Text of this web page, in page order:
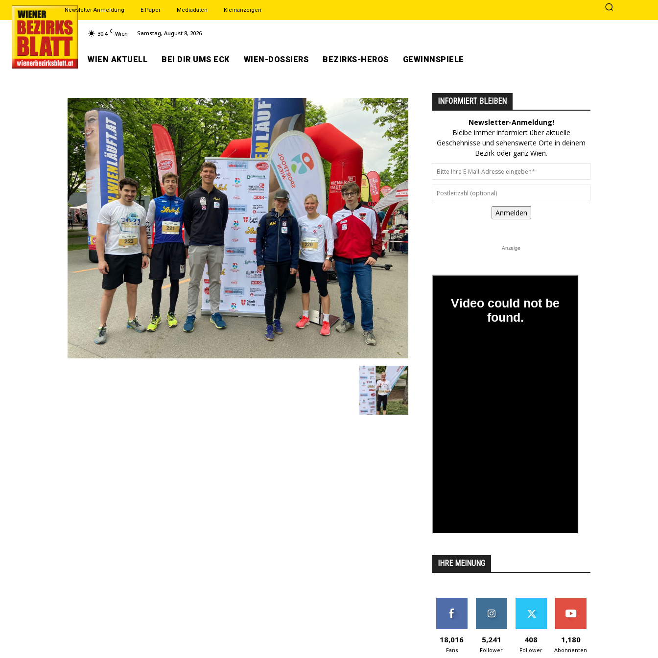
Newsletter-Anmeldung E-Paper Mediadaten Kleinanzeigen
30.4 C Wien Samstag, August 8, 2026
WIEN AKTUELL BEI DIR UMS ECK WIEN-DOSSIERS BEZIRKS-HEROS GEWINNSPIELE
INFORMIERT BLEIBEN
Newsletter-Anmeldung!
Bleibe immer informiert über aktuelle
Geschehnisse und sehenswerte Orte in deinem
Bezirk oder ganz Wien.
Anmelden
Anzeige
IHRE MEINUNG
18,016
Fans
5,241
Follower
408
Follower
1,180
Abonnenten